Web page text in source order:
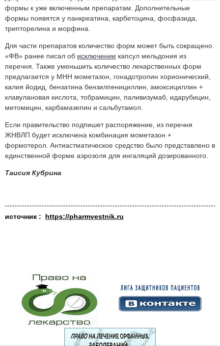
формы к уже включенным препаратам. Дополнительные
формы появятся у панкреатина, карбетоцина, фосфазида,
трипторелина и морфина.
Для части препаратов количество форм может быть сокращено.
«ФВ» ранее писал об исключении капсул мельдония из
перечня. Также уменьшить количество лекарственных форм
предлагается у МНН мометазон, гонадотропин хорионический,
калия йодид, бензатина бензилпенициллин, амоксициллин +
клавулановая кислота, тобрамицин, паливизумаб, идарубицин,
митомицин, карбамазепин и сальбутамол.
Если правительство подпишет распоряжение, из перечня
ЖНВЛП будет исключена комбинация мометазон +
формотерол. Антиастматическое средство было представлено в
единственной форме аэрозоля для ингаляций дозированного.
Таисия Кубрина
источник : https://pharmvestnik.ru